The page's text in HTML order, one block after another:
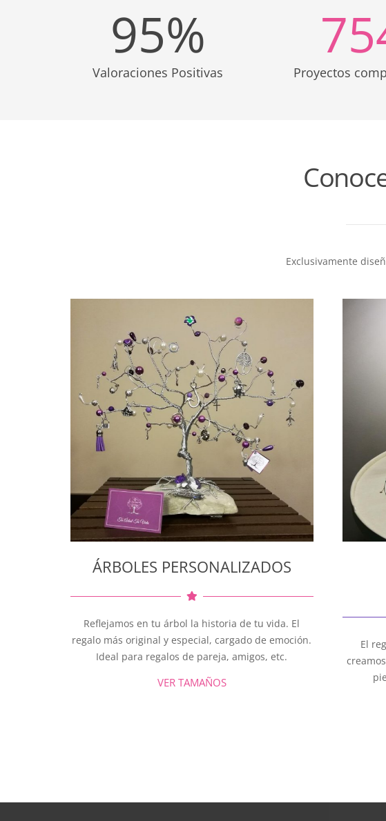
95%
Valoraciones Positivas Proyectos
Exclusivamente
ÁRBOLES PERSONALIZADOS
Reflejamos en tu árbol la historia de tu vida. El
regalo más original y especial, cargado de emoción.
Ideal para regalos de pareja, amigos, etc.
VER TAMAÑOS
El